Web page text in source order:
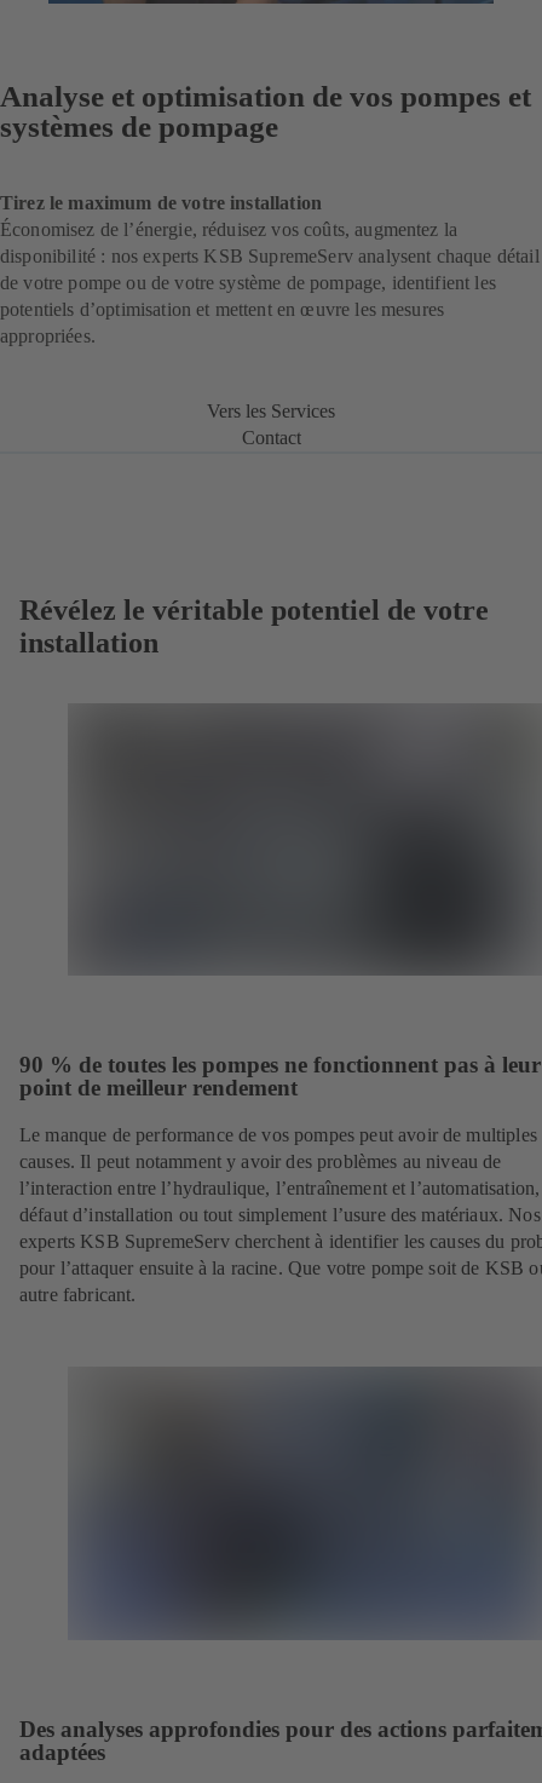
Analyse et optimisation de vos pompes et
systèmes de pompage
Tirez le maximum de votre installation
Économisez de l’énergie, réduisez vos coûts, augmentez la
disponibilité : nos experts KSB SupremeServ analysent chaque détail
de votre pompe ou de votre système de pompage, identifient les
potentiels d’optimisation et mettent en œuvre les mesures
appropriées.
Vers les Services
Contact
Révélez le véritable potentiel de votre
installation
90 % de toutes les pompes ne fonctionnent pas à leur
point de meilleur rendement
Le manque de performance de vos pompes peut avoir de multiples
causes. Il peut notamment y avoir des problèmes au niveau de
l’interaction entre l’hydraulique, l’entraînement et
défaut d’installation ou tout simplement l’usure des matériaux. Nos
experts KSB SupremeServ cherchent à identifier les causes du
pour l’attaquer ensuite à la racine. Que votre pompe soit de KSB
autre fabricant.
Des analyses approfondies pour des actions
adaptées